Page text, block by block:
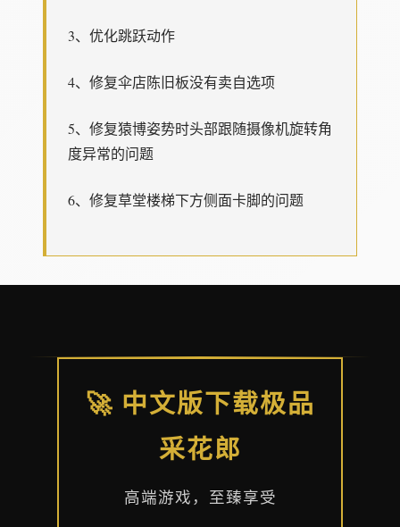
3、优化跳跃动作
4、修复伞店陈旧板没有卖自选项
5、修复猿博姿势时头部跟随摄像机旋转角
度异常的问题
6、修复草堂楼梯下方侧面卡脚的问题
🚀 中文版下载极品
采花郎
高端游戏，至臻享受